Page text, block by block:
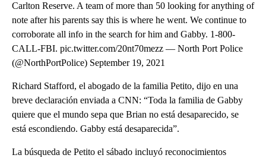
Carlton Reserve. A team of more than 50 looking for anything of
note after his parents say this is where he went. We continue to
corroborate all info in the search for him and Gabby. 1-800-
CALL-FBI. pic.twitter.com/20nt70mezz — North Port Police
(@NorthPortPolice) September 19, 2021
Richard Stafford, el abogado de la familia Petito, dijo en una
breve declaración enviada a CNN: “Toda la familia de Gabby
quiere que el mundo sepa que Brian no está desaparecido, se
está escondiendo. Gabby está desaparecida”.
La búsqueda de Petito el sábado incluyó reconocimientos